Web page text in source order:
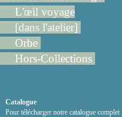
L'œil voyage
[dans l'atelier]
Orbe
Hors-Collections
Catalogue
Pour télécharger notre catalogue complet